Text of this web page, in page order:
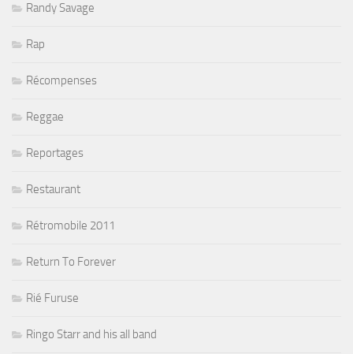
Randy Savage
Rap
Récompenses
Reggae
Reportages
Restaurant
Rétromobile 2011
Return To Forever
Rié Furuse
Ringo Starr and his all band